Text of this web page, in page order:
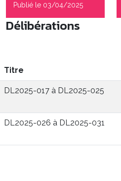
Publié le 03/04/2025
Délibérations
Titre
DL2025-017 à DL2025-025
DL2025-026 à DL2025-031